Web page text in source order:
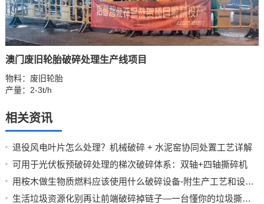
澳门废旧轮胎破碎处理生产线项目
物料：废旧轮胎
产量：2-3t/h
相关资讯
退役风电叶片怎么处理？机械破碎 + 水泥窑协同处置工艺详解
可用于光伏板预破碎处理的梯次破碎体系：双轴+四轴撕碎机
用桉木做生物质燃料应该使用什么破碎设备-附生产工艺和设备配置
生活垃圾资源化别再让前端破碎掉链子—一台懂你的垃圾撕碎机